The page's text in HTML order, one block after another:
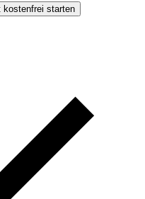
starten →